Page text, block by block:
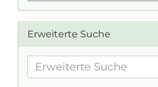
Erweiterte Suche
Erweiterte
Suche